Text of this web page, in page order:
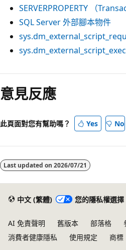
SERVERPROPERTY （
SQL Server 外部腳本物件
意見反應
此頁面對您有幫助嗎？ Yes No
Last updated on 2026/07/21
中文 (繁體) 您的隱私權選擇
AI 免責聲明 舊版本 部落格
消費者健康隱私
使用規定 商標